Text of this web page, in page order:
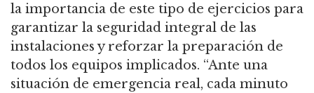
la importancia de este tipo de ejercicios para
garantizar la seguridad integral de las
instalaciones y reforzar la preparación de
todos los equipos implicados. “Ante una
situación de emergencia real, cada minuto